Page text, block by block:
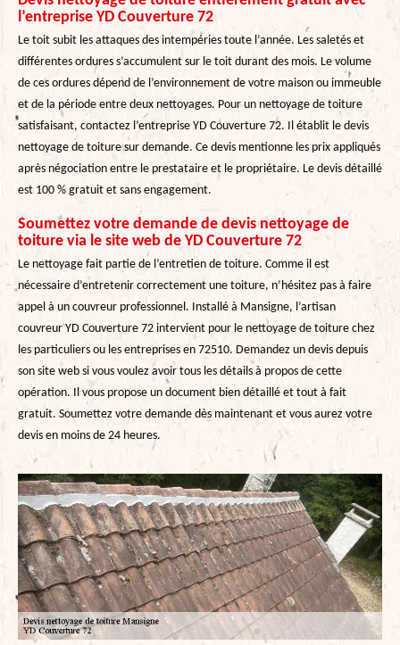
l’entreprise YD Couverture 72
Le toit subit les attaques des intempéries toute l’année. Les saletés et
différentes ordures s’accumulent sur le toit durant des mois. Le volume
de ces ordures dépend de l’environnement de votre maison ou immeuble
et de la période entre deux nettoyages. Pour un nettoyage de toiture
satisfaisant, contactez l’entreprise YD Couverture 72. Il établit le devis
nettoyage de toiture sur demande. Ce devis mentionne les prix appliqués
après négociation entre le prestataire et le propriétaire. Le devis détaillé
est 100 % gratuit et sans engagement.
Soumettez votre demande de devis nettoyage de
toiture via le site web de YD Couverture 72
Le nettoyage fait partie de l’entretien de toiture. Comme il est
nécessaire d’entretenir correctement une toiture, n’hésitez pas à faire
appel à un couvreur professionnel. Installé à Mansigne, l’artisan
couvreur YD Couverture 72 intervient pour le nettoyage de toiture chez
les particuliers ou les entreprises en 72510. Demandez un devis depuis
son site web si vous voulez avoir tous les détails à propos de cette
opération. Il vous propose un document bien détaillé et tout à fait
gratuit. Soumettez votre demande dès maintenant et vous aurez votre
devis en moins de 24 heures.